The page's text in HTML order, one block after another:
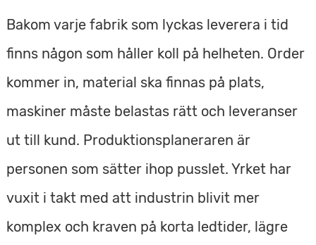
h
u
u
d
n
e
r
Bakom varje fabrik som lyckas leverera i tid
finns någon som håller koll på helheten. Order
kommer in, material ska finnas på plats,
maskiner måste belastas rätt och leveranser
ut till kund. Produktionsplaneraren är
personen som sätter ihop pusslet. Yrket har
vuxit i takt med att industrin blivit mer
komplex och kraven på korta ledtider, lägre